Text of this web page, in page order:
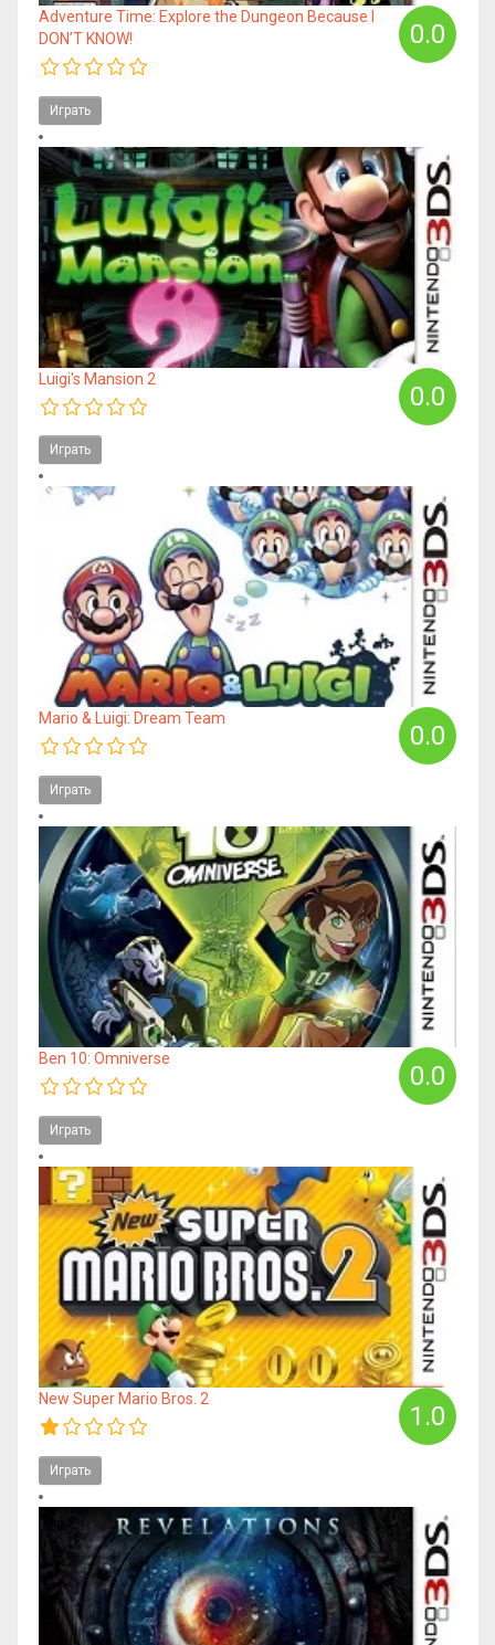
0.0
Adventure Time: Explore the Dungeon Because I
DON’T KNOW!
Играть
0.0
Luigi's Mansion 2
Играть
0.0
Mario & Luigi: Dream Team
Играть
0.0
Ben 10: Omniverse
Играть
1.0
New Super Mario Bros. 2
Играть